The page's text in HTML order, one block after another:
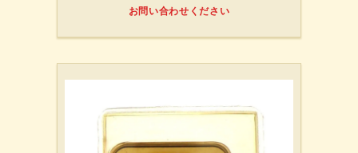
お問い合わせください